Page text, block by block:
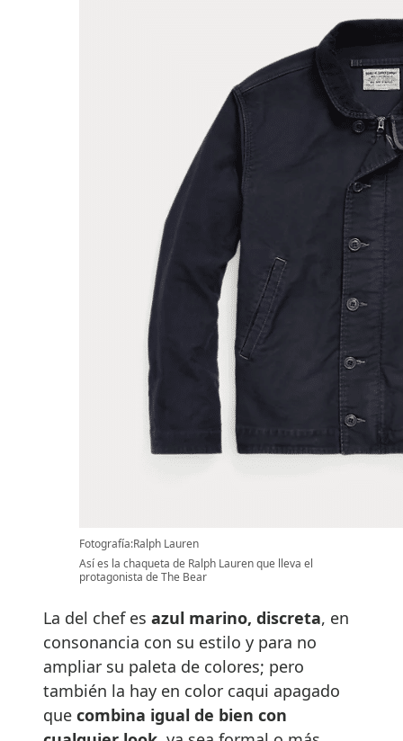
Fotografía:Ralph Lauren
Así es la chaqueta de Ralph Lauren que lleva el
protagonista de The Bear
La del chef es azul marino, discreta, en
consonancia con su estilo y para no
ampliar su paleta de colores; pero
también la hay en color caqui apagado
que combina igual de bien con